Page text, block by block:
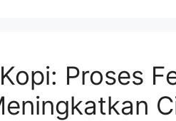
Proses